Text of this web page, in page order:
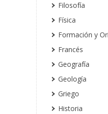
Filosofía
Física
Formación y
Francés
Geografía
Geología
Griego
Historia